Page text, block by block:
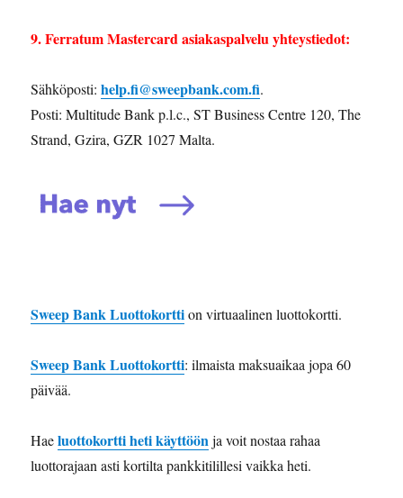
9. Ferratum Mastercard asiakaspalvelu yhteystiedot:
Sähköposti:help.fi@sweepbank.com.fi.
Posti: Multitude Bank p.l.c., ST Business Centre 120, The
Strand, Gzira, GZR 1027 Malta.
Sweep Bank Luottokorttion virtuaalinen luottokortti.
Sweep Bank Luottokortti: ilmaista maksuaikaa jopa 60
päivää.
Haeluottokortti heti käyttöönja voit nostaa rahaa
luottorajaan asti kortilta pankkitilillesi vaikka heti.